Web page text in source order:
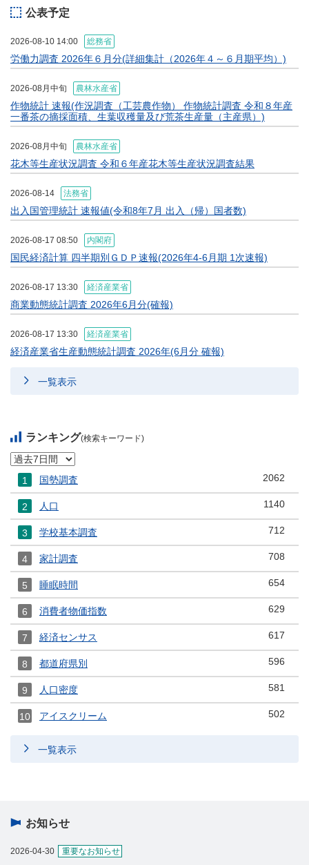
公表予定
2026-08-10 14:00 総務省
労働力調査 2026年６月分(詳細集計（2026年４～６月期平均）)
2026-08月中旬 農林水産省
作物統計 速報(作況調査（工芸農作物） 作物統計調査 令和８年産
一番茶の摘採面積、生葉収穫量及び荒茶生産量（主産県）)
2026-08月中旬 農林水産省
花木等生産状況調査 令和６年産花木等生産状況調査結果
2026-08-14 法務省
出入国管理統計 速報値(令和8年7月 出入（帰）国者数)
2026-08-17 08:50 内閣府
国民経済計算 四半期別ＧＤＰ速報(2026年4-6月期 1次速報)
2026-08-17 13:30 経済産業省
商業動態統計調査 2026年6月分(確報)
2026-08-17 13:30 経済産業省
経済産業省生産動態統計調査 2026年(6月分 確報)
一覧表示
ランキング(検索キーワード)
1 国勢調査 2062
2 人口 1140
3 学校基本調査 712
4 家計調査 708
5 睡眠時間 654
6 消費者物価指数 629
7 経済センサス 617
8 都道府県別 596
9 人口密度 581
10 アイスクリーム 502
一覧表示
お知らせ
2026-04-30 重要なお知らせ